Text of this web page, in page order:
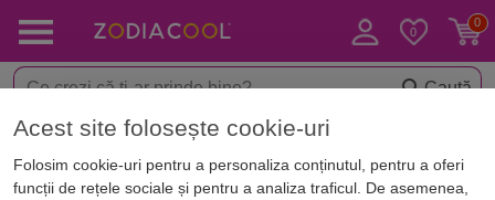
Caută
Acasă Blog Horoscop. Zodii
Ce bărbați se află în topul celor
Acest site folosește cookie-uri
Folosim cookie-uri pentru a personaliza conținutul, pentru a oferi
funcții de rețele sociale și pentru a analiza traficul. De asemenea,